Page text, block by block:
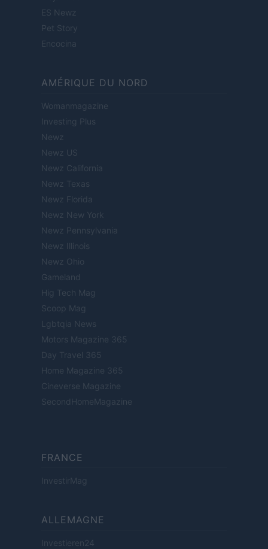
ES Newz
Pet Story
Encocina
AMÉRIQUE DU NORD
Womanmagazine
Investing Plus
Newz
Newz US
Newz California
Newz Texas
Newz Florida
Newz New York
Newz Pennsylvania
Newz Illinois
Newz Ohio
Gameland
Hig Tech Mag
Scoop Mag
Lgbtqia News
Motors Magazine 365
Day Travel 365
Home Magazine 365
Cineverse Magazine
SecondHomeMagazine
FRANCE
InvestirMag
ALLEMAGNE
Investieren24